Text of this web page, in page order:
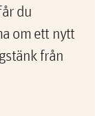
du
om ett nytt
från